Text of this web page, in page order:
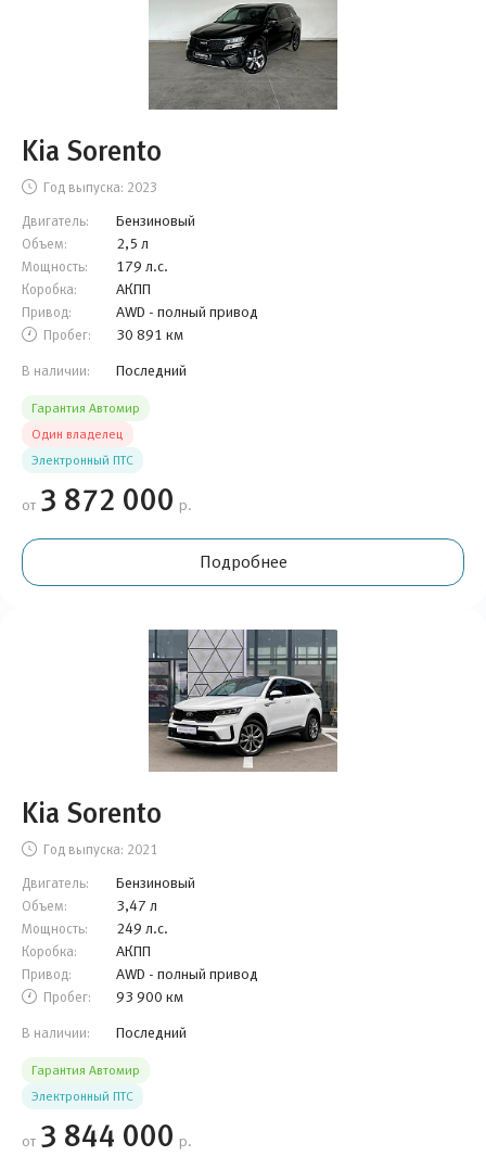
Kia Sorento
Год выпуска: 2023
Двигатель: Бензиновый
Объем: 2,5 л
Мощность: 179 л.с.
Коробка: АКПП
Привод: AWD - полный привод
Пробег: 30 891 км
В наличии: Последний
Гарантия Автомир
Один владелец
Электронный ПТС
от 3 872 000 р.
Подробнее
Kia Sorento
Год выпуска: 2021
Двигатель: Бензиновый
Объем: 3,47 л
Мощность: 249 л.с.
Коробка: АКПП
Привод: AWD - полный привод
Пробег: 93 900 км
В наличии: Последний
Гарантия Автомир
Электронный ПТС
от 3 844 000 р.